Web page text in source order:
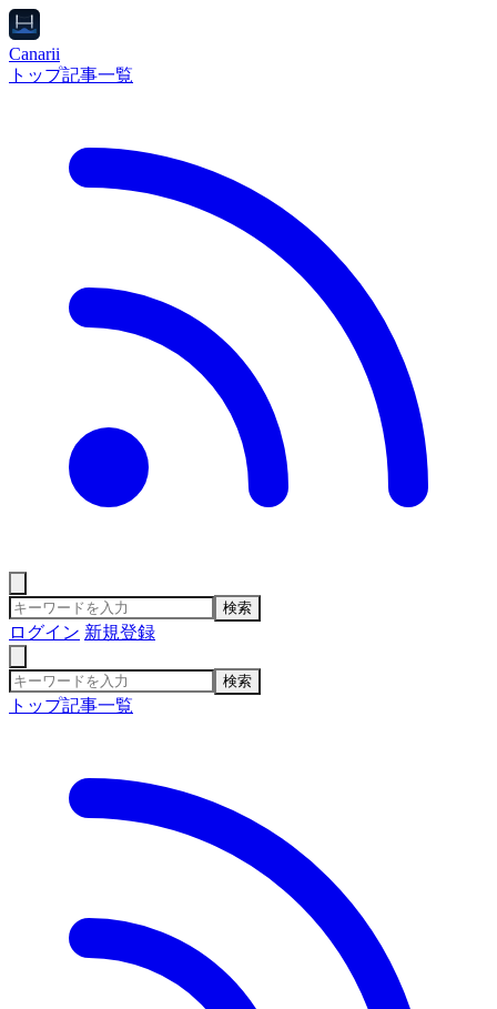
Canarii
トップ記事一覧
検索
ログイン 新規登録
検索
トップ記事一覧